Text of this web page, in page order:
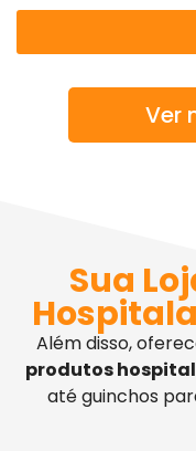
Ver
Sua
Além disso,
produtos
até guinchos